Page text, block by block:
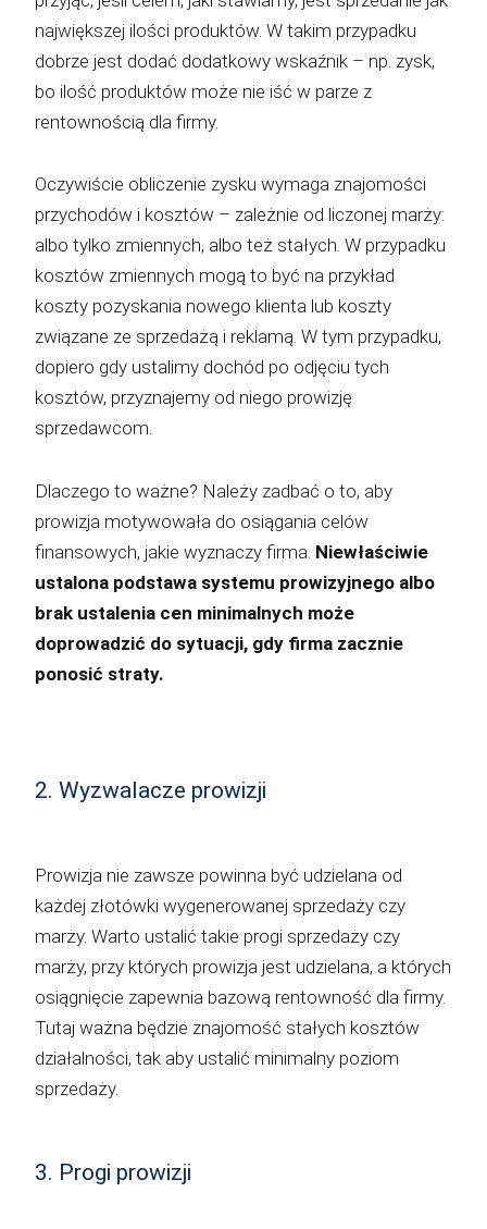
największej ilości produktów. W takim przypadku
dobrze jest dodać dodatkowy wskaźnik – np. zysk,
bo ilość produktów może nie iść w parze z
rentownością dla firmy.
Oczywiście obliczenie zysku wymaga znajomości
przychodów i kosztów – zależnie od liczonej marży:
albo tylko zmiennych, albo też stałych. W przypadku
kosztów zmiennych mogą to być na przykład
koszty pozyskania nowego klienta lub koszty
związane ze sprzedażą i reklamą. W tym przypadku,
dopiero gdy ustalimy dochód po odjęciu tych
kosztów, przyznajemy od niego prowizję
sprzedawcom.
Dlaczego to ważne? Należy zadbać o to, aby
prowizja motywowała do osiągania celów
finansowych, jakie wyznaczy firma. Niewłaściwie
ustalona podstawa systemu prowizyjnego albo
brak ustalenia cen minimalnych może
doprowadzić do sytuacji, gdy firma zacznie
ponosić straty.
2. Wyzwalacze prowizji
Prowizja nie zawsze powinna być udzielana od
każdej złotówki wygenerowanej sprzedaży czy
marży. Warto ustalić takie progi sprzedaży czy
marży, przy których prowizja jest udzielana, a których
osiągnięcie zapewnia bazową rentowność dla firmy.
Tutaj ważna będzie znajomość stałych kosztów
działalności, tak aby ustalić minimalny poziom
sprzedaży.
3. Progi prowizji